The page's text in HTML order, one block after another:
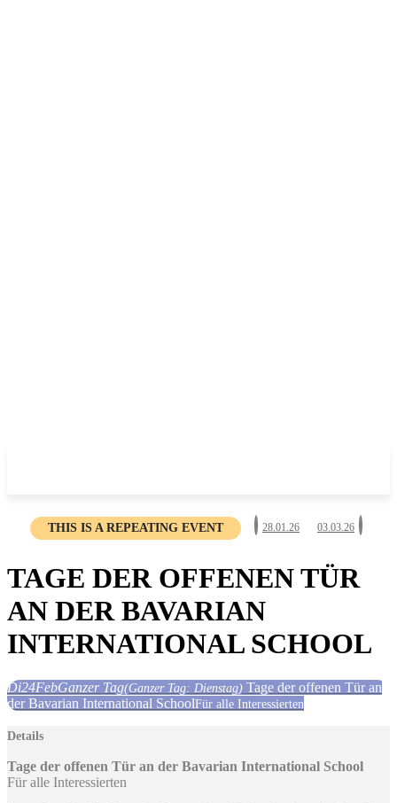
THIS IS A REPEATING EVENT 28.01.26 03.03.26
TAGE DER OFFENEN TÜR
AN DER BAVARIAN
INTERNATIONAL SCHOOL
Di24FebGanzer Tag(Ganzer Tag: Dienstag) Tage der offenen Tür an
der Bavarian International SchoolFür alle Interessierten
Details
Tage der offenen Tür an der Bavarian International School
Für alle Interessierten